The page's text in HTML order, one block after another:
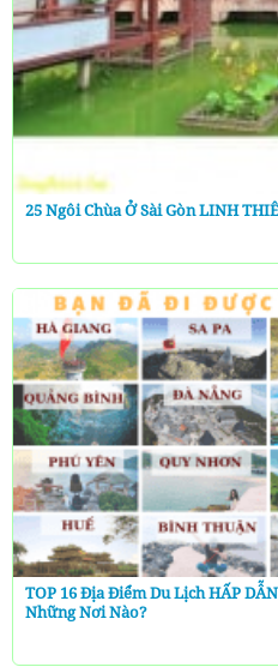
25 Ngôi Chùa Ở Sài Gòn LINH
TOP 16 Địa Điểm Du Lịch HẤP
Những Nơi Nào?